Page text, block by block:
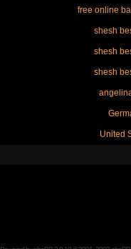
free online
shesh
shesh
shesh
United